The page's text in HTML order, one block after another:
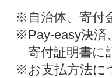
※自治体、寄付
※Pay-easy決済
寄付証明書に
※お支払方法に